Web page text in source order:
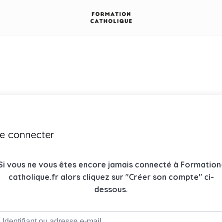
connecter
vous ne vous êtes encore jamais connecté à
catholique.fr alors cliquez sur "Créer son compte" ci-
dessous.